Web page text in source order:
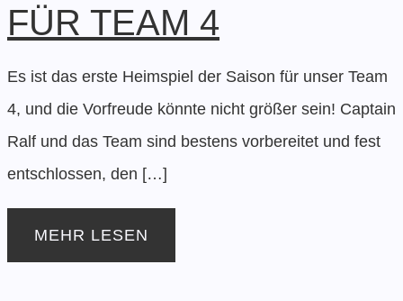
FÜR TEAM 4
Es ist das erste Heimspiel der Saison für unser Team
4, und die Vorfreude könnte nicht größer sein! Captain
Ralf und das Team sind bestens vorbereitet und fest
entschlossen, den […]
MEHR LESEN